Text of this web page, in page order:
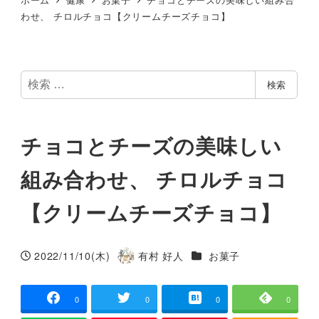
わせ、 チロルチョコ【クリームチーズチョコ】
検
索
検索
チョコとチーズの美味しい
組み合わせ、 チロルチョコ
【クリームチーズチョコ】
投稿日
2022/11/10(木)
著
有村 好人 カテゴリー
お菓子
0 0 0 0